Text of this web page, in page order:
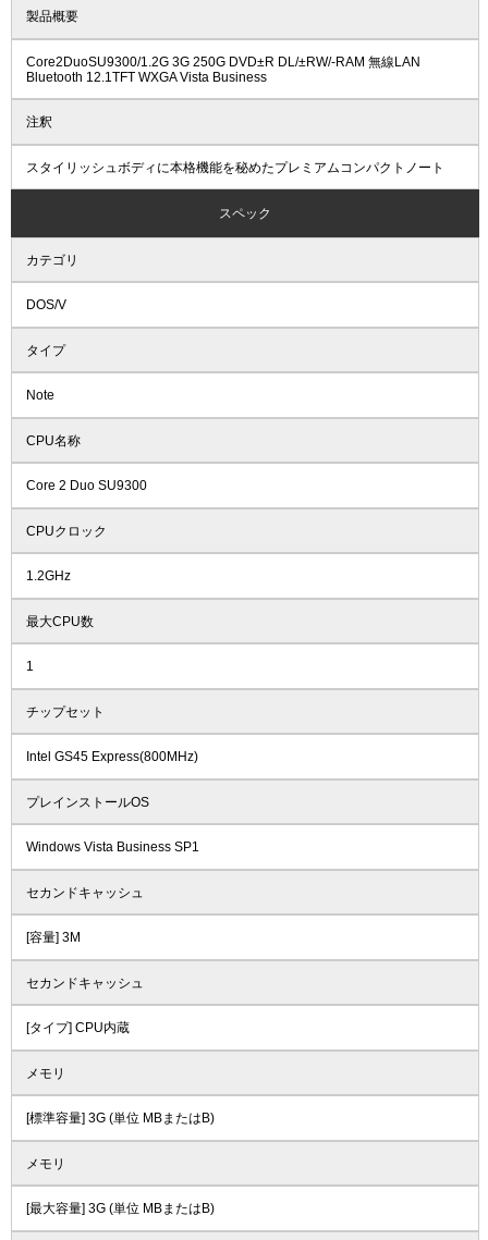
製品概要
Core2DuoSU9300/1.2G 3G 250G DVD±R DL/±RW/-RAM 無線LAN
Bluetooth 12.1TFT WXGA Vista Business
注釈
スタイリッシュボディに本格機能を秘めたプレミアムコンパクトノート
スペック
カテゴリ
DOS/V
タイプ
Note
CPU名称
Core 2 Duo SU9300
CPUクロック
1.2GHz
最大CPU数
1
チップセット
Intel GS45 Express(800MHz)
プレインストールOS
Windows Vista Business SP1
セカンドキャッシュ
[容量] 3M
セカンドキャッシュ
[タイプ] CPU内蔵
メモリ
[標準容量] 3G (単位 MBまたはB)
メモリ
[最大容量] 3G (単位 MBまたはB)